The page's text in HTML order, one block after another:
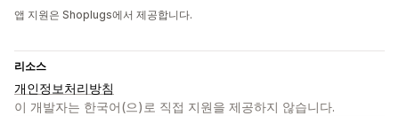
앱 지원은 Shoplugs에서 제공합니다.
리소스
개인정보처리방침
이 개발자는 한국어(으)로 직접 지원을 제공하지 않습니다.